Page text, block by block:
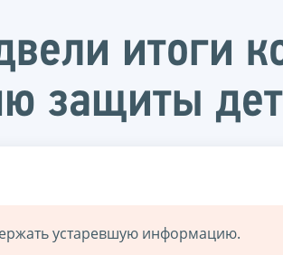
итоги
защиты
устаревшую информацию.